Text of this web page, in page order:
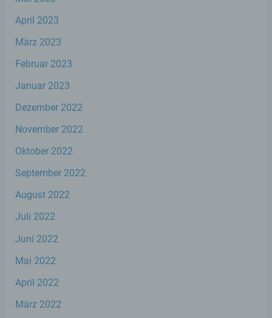
April 2023
März 2023
Februar 2023
Januar 2023
Dezember 2022
November 2022
Oktober 2022
September 2022
August 2022
Juli 2022
Juni 2022
Mai 2022
April 2022
März 2022
werden.
c) Verarbeitung
automatisierter Verfahren ausgeführte
Zusammenhang mit personenbezogenen
Organisation, das Ordnen, die Speicherung,
Auslesen, das Abfragen, die Verwendung,
Verbreitung oder eine andere Form der
Einschränkung der Verarbeitung ist die